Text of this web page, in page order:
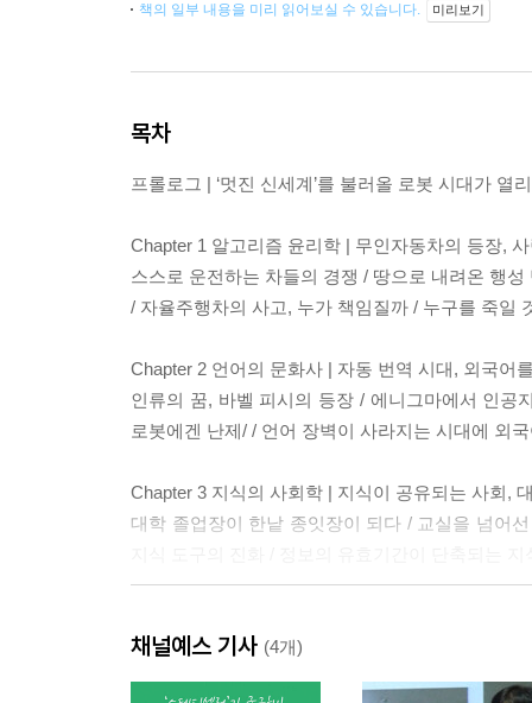
책의 일부 내용을 미리 읽어보실 수 있습니다. 미리보기
목차
프롤로그 | ‘멋진 신세계’를 불러올 로봇 시대가 열
Chapter 1 알고리즘 윤리학 | 무인자동차의 등장,
스스로 운전하는 차들의 경쟁 / 땅으로 내려온 행
/ 자율주행차의 사고, 누가 책임질까 / 누구를 죽일
Chapter 2 언어의 문화사 | 자동 번역 시대, 외국어
인류의 꿈, 바벨 피시의 등장 / 에니그마에서 인공
로봇에겐 난제/ / 언어 장벽이 사라지는 시대에 외
Chapter 3 지식의 사회학 | 지식이 공유되는 사회,
대학 졸업장이 한낱 종잇장이 되다 / 교실을 넘어
두 번의 항공 격추 사고가 알려준 것 / 구조적 실업
일자리는 어떻게 될 것인가 / 평생직업이 사라진
채널예스 기사 (4개)